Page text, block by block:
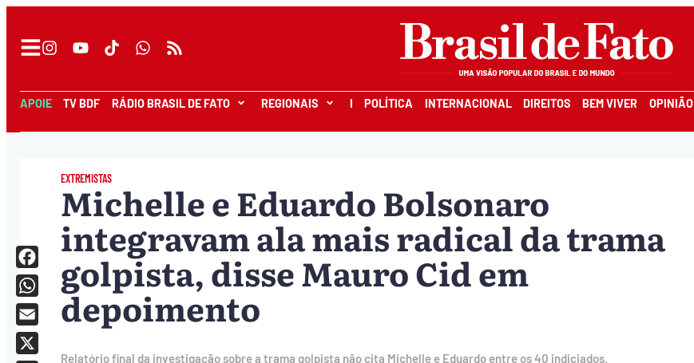
APOIE TV BDF RÁDIO BRASIL DE FATO REGIONAIS I POLÍTICA INTERNACIONAL DIREITOS BEM VIVER OPINIÃO
EXTREMISTAS
Michelle e Eduardo Bolsonaro
integravam ala mais radical da trama
golpista, disse Mauro Cid em
depoimento
Relatório final da investigação sobre a trama golpista não cita Michelle e Eduardo entre os 40 indiciados.
Facebook
WhatsApp
Email